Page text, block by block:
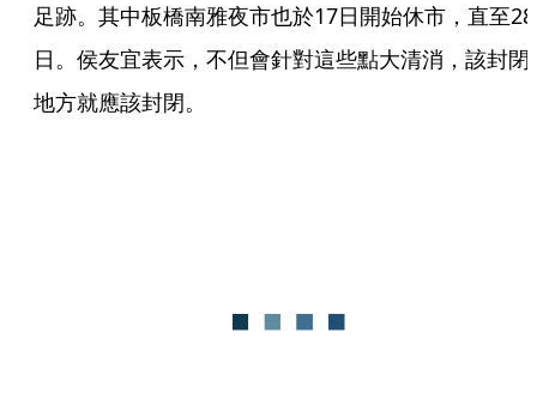
足跡。其中板橋南雅夜市也於17日開始休市，直至28
日。侯友宜表示，不但會針對這些點大清消，該封閉
地方就應該封閉。